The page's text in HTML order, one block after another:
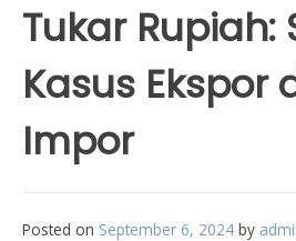
Tukar Rupiah:
Kasus Ekspor
Impor
Posted on September 6, 2024 by